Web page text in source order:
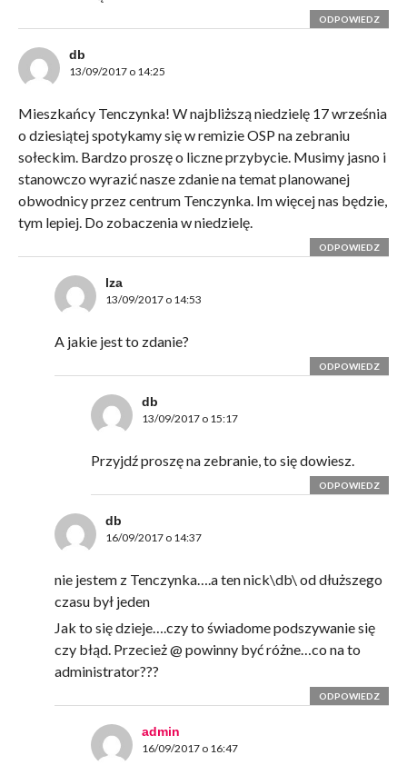
ODPOWIEDZ
db
13/09/2017 o 14:25
Mieszkańcy Tenczynka! W najbliższą niedzielę 17 września
o dziesiątej spotykamy się w remizie OSP na zebraniu
sołeckim. Bardzo proszę o liczne przybycie. Musimy jasno i
stanowczo wyrazić nasze zdanie na temat planowanej
obwodnicy przez centrum Tenczynka. Im więcej nas będzie,
tym lepiej. Do zobaczenia w niedzielę.
ODPOWIEDZ
lza
13/09/2017 o 14:53
A jakie jest to zdanie?
ODPOWIEDZ
db
13/09/2017 o 15:17
Przyjdź proszę na zebranie, to się dowiesz.
ODPOWIEDZ
db
16/09/2017 o 14:37
nie jestem z Tenczynka….a ten nick\db\ od dłuższego
czasu był jeden
Jak to się dzieje….czy to świadome podszywanie się
czy błąd. Przecież @ powinny być różne…co na to
administrator???
ODPOWIEDZ
admin
16/09/2017 o 16:47